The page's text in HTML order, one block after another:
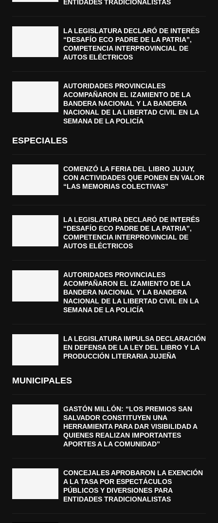
ENTIDADES TRADICIONALISTAS
LA LEGISLATURA DECLARÓ DE INTERÉS
“DESAFÍO ECO PADRE DE LA PATRIA”,
COMPETENCIA INTERPROVINCIAL DE
AUTOS ELÉCTRICOS
AUTORIDADES PROVINCIALES
ACOMPAÑARON EL IZAMIENTO DE LA
BANDERA NACIONAL Y LA BANDERA
NACIONAL DE LA LIBERTAD CIVIL EN LA
SEMANA DE LA POLICÍA
ESPECIALES
COMENZÓ LA FERIA DEL LIBRO JUJUY,
CON ACTIVIDADES QUE PONEN EN VALOR
“LAS MEMORIAS COLECTIVAS”
LA LEGISLATURA DECLARÓ DE INTERÉS
“DESAFÍO ECO PADRE DE LA PATRIA”,
COMPETENCIA INTERPROVINCIAL DE
AUTOS ELÉCTRICOS
AUTORIDADES PROVINCIALES
ACOMPAÑARON EL IZAMIENTO DE LA
BANDERA NACIONAL Y LA BANDERA
NACIONAL DE LA LIBERTAD CIVIL EN LA
SEMANA DE LA POLICÍA
LA LEGISLATURA IMPULSA DECLARACIÓN
EN DEFENSA DE LA LEY DEL LIBRO Y LA
PRODUCCIÓN LITERARIA JUJEÑA
MUNICIPALES
GASTÓN MILLÓN: “LOS PREMIOS SAN
SALVADOR CONSTITUYEN UNA
HERRAMIENTA PARA DAR VISIBILIDAD A
QUIENES REALIZAN IMPORTANTES
APORTES A LA COMUNIDAD”
CONCEJALES APROBARON LA EXENCIÓN
A LA TASA POR ESPECTÁCULOS
PÚBLICOS Y DIVERSIONES PARA
ENTIDADES TRADICIONALISTAS